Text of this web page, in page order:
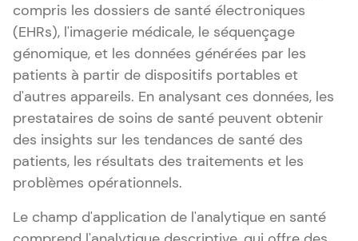
compris les dossiers de santé électroniques
(EHRs), l'imagerie médicale, le séquençage
génomique, et les données générées par les
patients à partir de dispositifs portables et
d'autres appareils. En analysant ces données, les
prestataires de soins de santé peuvent obtenir
des insights sur les tendances de santé des
patients, les résultats des traitements et les
problèmes opérationnels.
Le champ d'application de l'analytique en santé